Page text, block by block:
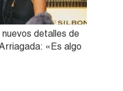
detalles de
«Es algo